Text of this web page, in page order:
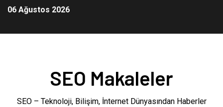
06 Ağustos 2026
SEO Makaleler
SEO – Teknoloji, Bilişim, İnternet Dünyasından Haberler